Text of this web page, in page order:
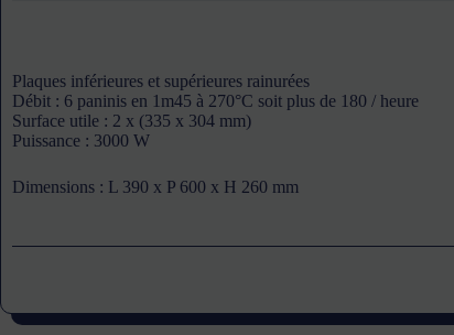
Plaques inférieures et supérieures rainurées
Débit : 6 paninis en 1m45 à 270°C soit plus de 180 / heure
Surface utile : 2 x (335 x 304 mm)
Puissance : 3000 W
Dimensions : L 390 x P 600 x H 260 mm